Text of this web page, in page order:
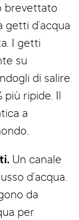
brevettato
getti d’acqua
I getti
su
di salire
più ripide. Il
a
Un canale
d’acqua.
da
per